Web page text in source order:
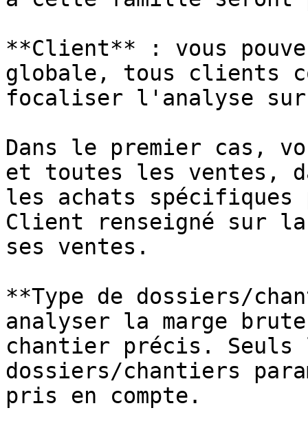
**Client** : vous
globale, tous clients
focaliser l'analyse
Dans le premier cas,
et toutes les ventes,
les achats
Client renseigné sur la
ses ventes.
**Type de dossiers/
analyser la marge
chantier précis. Seuls
dossiers/chantiers
pris en compte.